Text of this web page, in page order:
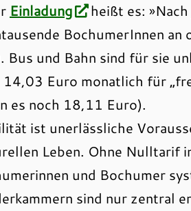
Einladung
heißt es:
BochumerInnen
Bus und Bahn sind für sie
14,03 Euro monatlich für
es noch 18,11 Euro).
ist unerlässliche
Leben. Ohne Nulltarif
und Bochumer
sind nur zentral